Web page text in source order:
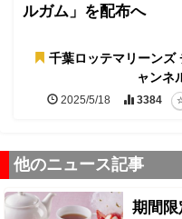
ルガム」を配布へ
千葉ロッテマリーンズ
ャンネ
2025/5/18 3384
他のニュース記事
期間限